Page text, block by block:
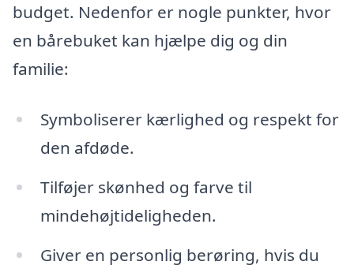
budget. Nedenfor er nogle punkter, hvor
en bårebuket kan hjælpe dig og din
familie:
Symboliserer kærlighed og respekt for
den afdøde.
Tilføjer skønhed og farve til
mindehøjtideligheden.
Giver en personlig berøring, hvis du